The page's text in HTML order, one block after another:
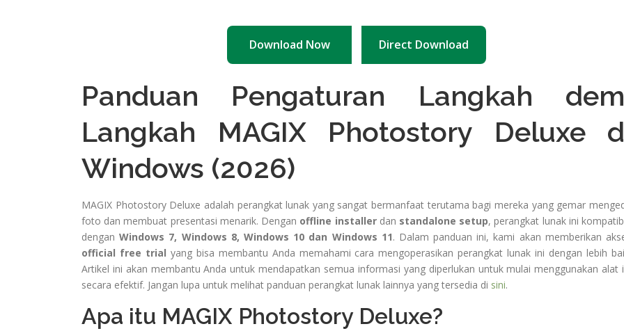
Download Now Direct Download
Panduan Pengaturan Langkah
Langkah MAGIX Photostory Deluxe
Windows (2026)
MAGIX Photostory Deluxe adalah perangkat lunak yang sangat bermanfaat terutama bagi mereka yang gemar
foto dan membuat presentasi menarik. Dengan offline installerdan standalone setup, perangkat lunak ini
denganWindows 7, Windows 8, Windows 10 dan Windows 11. Dalam panduan ini, kami akan memberikan
official free trial yang bisa membantu Anda memahami cara mengoperasikan perangkat lunak ini dengan lebih
Artikel ini akan membantu Anda untuk mendapatkan semua informasi yang diperlukan untuk mulai menggunakan alat
secara efektif. Jangan lupa untuk melihat panduan perangkat lunak lainnya yang tersedia di sini.
Apa itu MAGIX Photostory Deluxe?